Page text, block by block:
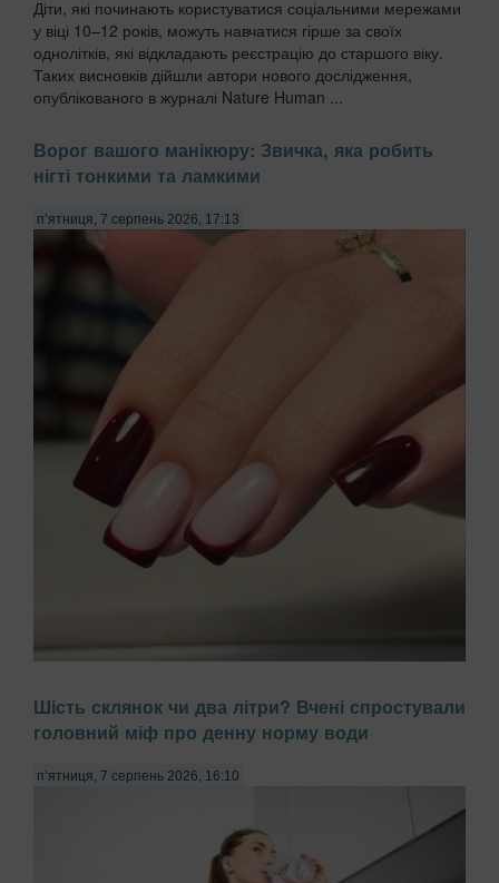
Діти, які починають користуватися соціальними мережами
у віці 10–12 років, можуть навчатися гірше за своїх
однолітків, які відкладають реєстрацію до старшого віку.
Таких висновків дійшли автори нового дослідження,
опублікованого в журналі Nature Human ...
Ворог вашого манікюру: Звичка, яка робить
нігті тонкими та ламкими
п’ятниця, 7 серпень 2026, 17:13
звинувачуючи в цьому брак вітамінів або погану якість
гель-лаку. Проте причиною часто є побутова хімія,
з використанням агресивних мийних за...
Шість склянок чи два літри? Вчені спростували
головний міф про денну норму води
п’ятниця, 7 серпень 2026, 16:10